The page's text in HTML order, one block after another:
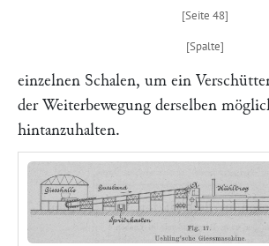
einzelnen Schalen, um ein
der Weiterbewegung derselben
hintanzuhalten.